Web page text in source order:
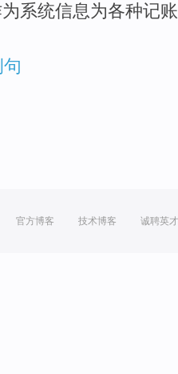
系统信息为各种记
官方博客 技术博客 诚聘英才